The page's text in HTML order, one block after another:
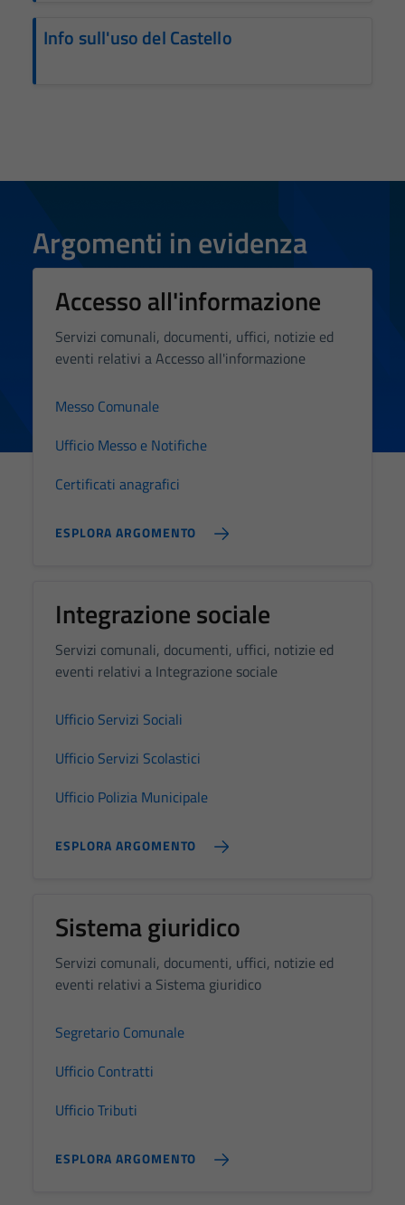
Info sull'uso del Castello
Argomenti in evidenza
Accesso all'informazione
Servizi comunali, documenti, uffici, notizie ed
eventi relativi a Accesso all'informazione
Messo Comunale
Ufficio Messo e Notifiche
Certificati anagrafici
ESPLORA ARGOMENTO
Integrazione sociale
Servizi comunali, documenti, uffici, notizie ed
eventi relativi a Integrazione sociale
Ufficio Servizi Sociali
Ufficio Servizi Scolastici
Ufficio Polizia Municipale
ESPLORA ARGOMENTO
Sistema giuridico
Servizi comunali, documenti, uffici, notizie ed
eventi relativi a Sistema giuridico
Segretario Comunale
Ufficio Contratti
Ufficio Tributi
ESPLORA ARGOMENTO
del sito e non
possono
essere
disabilitati.